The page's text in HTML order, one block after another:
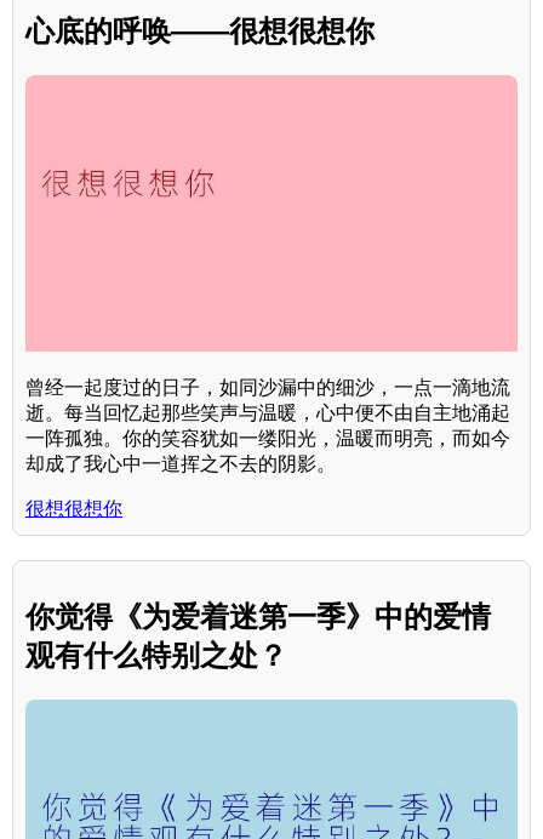
心底的呼唤——很想很想你
曾经一起度过的日子，如同沙漏中的细沙，一点一滴地流
逝。每当回忆起那些笑声与温暖，心中便不由自主地涌起
一阵孤独。你的笑容犹如一缕阳光，温暖而明亮，而如今
却成了我心中一道挥之不去的阴影。
很想很想你
你觉得《为爱着迷第一季》中的爱情
观有什么特别之处？